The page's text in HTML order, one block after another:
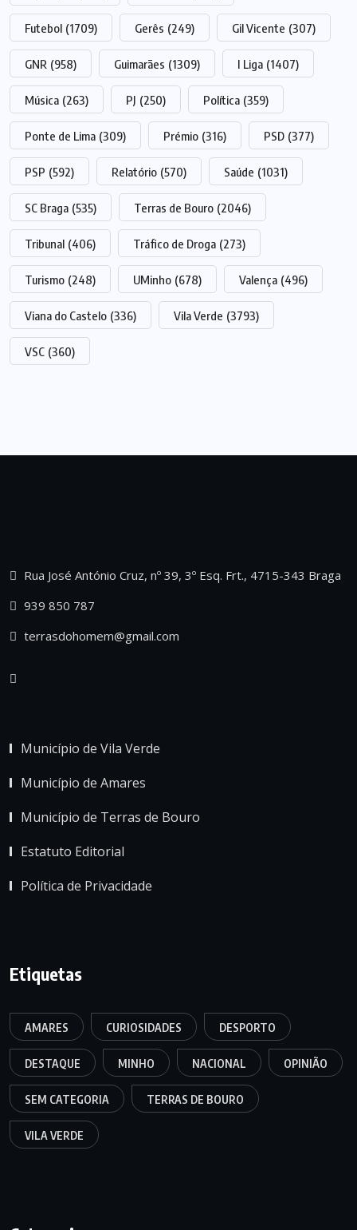
Futebol (1709) Gerês (249) Gil Vicente (307)
GNR (958) Guimarães (1309) I Liga (1407)
Música (263) PJ (250) Política (359)
Ponte de Lima (309) Prémio (316) PSD (377)
PSP (592) Relatório (570) Saúde (1031)
SC Braga (535) Terras de Bouro (2046)
Tribunal (406) Tráfico de Droga (273)
Turismo (248) UMinho (678) Valença (496)
Viana do Castelo (336) Vila Verde (3793)
VSC (360)
Rua José António Cruz, nº 39, 3º Esq. Frt., 4715-343 Braga
939 850 787
terrasdohomem@gmail.com
Município de Vila Verde
Município de Amares
Município de Terras de Bouro
Estatuto Editorial
Política de Privacidade
Etiquetas
AMARES CURIOSIDADES DESPORTO
DESTAQUE MINHO NACIONAL OPINIÃO
SEM CATEGORIA TERRAS DE BOURO
VILA VERDE